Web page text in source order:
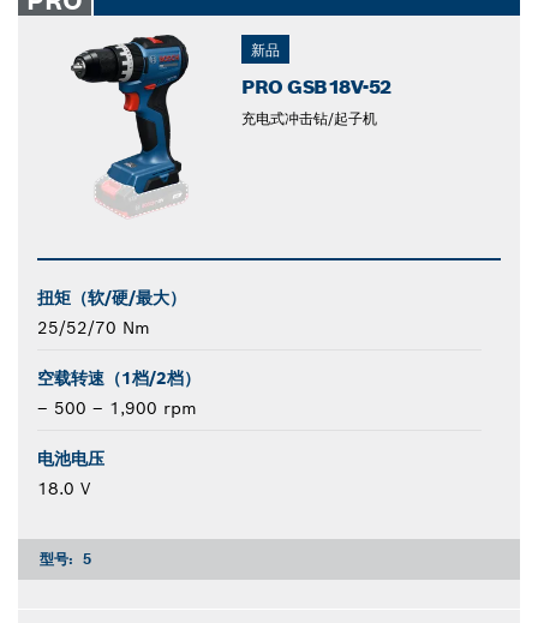
新品
PRO GSB18V-52
充电式冲击钻/起子机
扭矩（软/硬/最大）
25/52/70 Nm
空载转速（1档/2档）
– 500 – 1,900 rpm
电池电压
18.0 V
型号: 5